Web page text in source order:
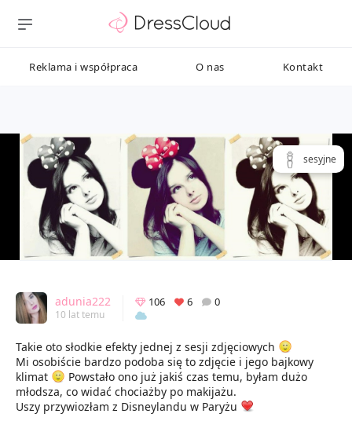
Reklama i współpraca O nas Kontakt
sesyjne
adunia222
10 lat temu
106 6 0
Takie oto słodkie efekty jednej z sesji zdjęciowych
Mi osobiście bardzo podoba się to zdjęcie i jego bajkowy
klimat
Powstało ono już jakiś czas temu, byłam dużo
młodsza, co widać chociażby po makijażu.
Uszy przywiozłam z Disneylandu w Paryżu